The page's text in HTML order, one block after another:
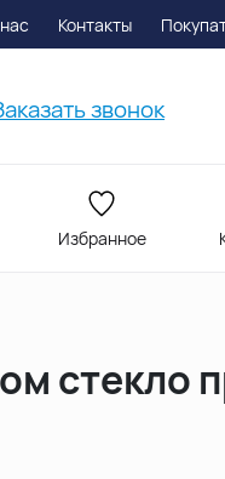
Контакты
звонок
Избранное
стекло